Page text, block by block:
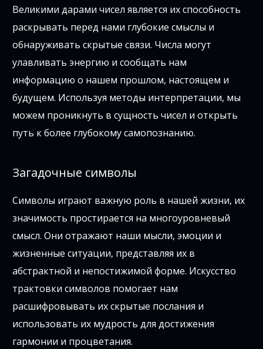
Великими дарами чисел является их способность
раскрывать перед нами глубокие смыслы и
обнаруживать скрытые связи. Числа могут
улавливать энергию и сообщать нам
информацию о нашем прошлом, настоящем и
будущем. Используя методы интерпретации, мы
можем проникнуть в сущность чисел и открыть
путь к более глубокому самопознанию.
Загадочные символы
Символы играют важную роль в нашей жизни, их
значимость простирается на многоуровневый
смысл. Они отражают наши мысли, эмоции и
жизненные ситуации, представляя их в
абстрактной и непостижимой форме. Искусство
трактовки символов помогает нам
расшифровывать их скрытые послания и
использовать их мудрость для достижения
гармонии и процветания.